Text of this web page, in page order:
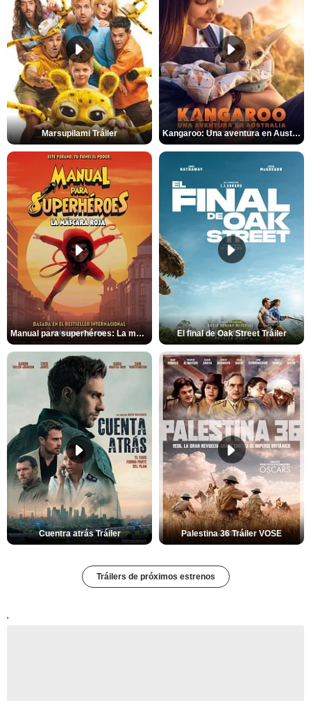
Marsupilami Tráiler Kangaroo: Una aventura en Australia Tráiler
Manual para superhéroes: La máscara roja Tráiler El final de Oak Street Tráiler
Cuentra atrás Tráiler Palestina 36 Tráiler VOSE
Tráilers de próximos estrenos
'